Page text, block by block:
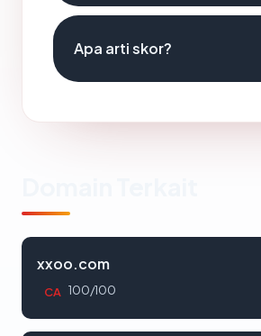
Apa arti skor?
xxoo.com
CA 100/100